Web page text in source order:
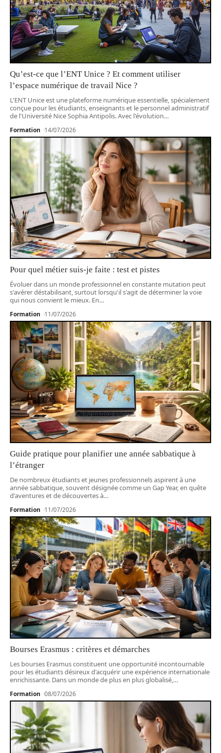
Qu’est-ce que l’ENT Unice ? Et comment utiliser
l’espace numérique de travail Nice ?
L'ENT Unice est une plateforme numérique essentielle, spécialement
conçue pour les étudiants, enseignants et le personnel administratif
de l'Université Nice Sophia Antipolis. Avec l'évolution…
Formation 14/07/2026
Pour quel métier suis-je faite : test et pistes
Évoluer dans un monde professionnel en constante mutation peut
s'avérer déstabilisant, surtout lorsqu'il s'agit de déterminer la voie
qui nous convient le mieux. En…
Formation 11/07/2026
Guide pratique pour planifier une année sabbatique à
l’étranger
De nombreux étudiants et jeunes professionnels aspirent à une
année sabbatique, souvent désignée comme un Gap Year, en quête
d'aventures et de découvertes à…
Formation 11/07/2026
Bourses Erasmus : critères et démarches
Les bourses Erasmus constituent une opportunité incontournable
pour les étudiants désireux d'acquérir une expérience internationale
enrichissante. Dans un monde de plus en plus globalisé,…
Formation 08/07/2026